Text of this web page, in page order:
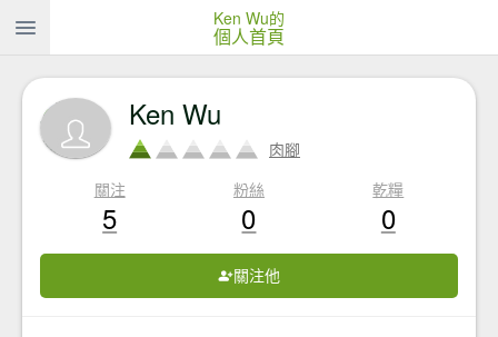
Ken Wu的
個人首頁
Ken Wu
肉腳
關注
5
粉絲
0
乾糧
0
關注他